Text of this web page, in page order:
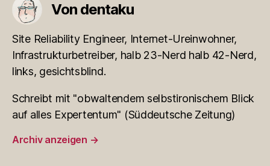
Von dentaku
Site Reliability Engineer, Internet-Ureinwohner,
Infrastrukturbetreiber, halb 23-Nerd halb 42-Nerd,
links, gesichtsblind.
Schreibt mit "obwaltendem selbstironischem Blick
auf alles Expertentum" (Süddeutsche Zeitung)
Archiv anzeigen →